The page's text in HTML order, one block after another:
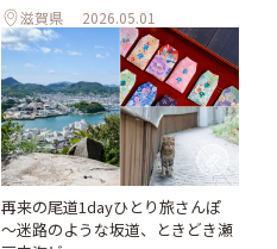
滋賀県 2026.05.01
再来の尾道1dayひとり旅さんぽ
～迷路のような坂道、ときどき瀬